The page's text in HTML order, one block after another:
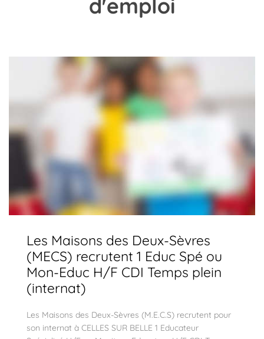
d'emploi
Les Maisons des Deux-Sèvres
(MECS) recrutent 1 Educ Spé ou
Mon-Educ H/F CDI Temps plein
(internat)
Les Maisons des Deux-Sèvres (M.E.C.S) recrutent pour
son internat à CELLES SUR BELLE 1 Educateur